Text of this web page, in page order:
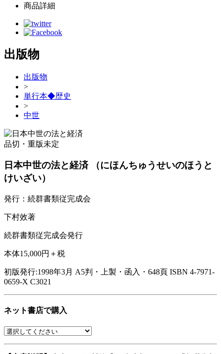
商品詳細
出版物
出版物
>
単行本◆歴史
>
中世
品切・重版未定
日本中世の法と経済
（にほんちゅうせいのほうと
けいざい）
発行：続群書類従完成会
下村效著
続群書類従完成会発行
本体15,000円＋税
初版発行:1998年3月 A5判・上製・函入・648頁 ISBN 4-7971-
0659-X C3021
ネット書店で購入